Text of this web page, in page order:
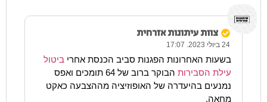
צוות עיתונות אזרחית
24 ביולי 2023. 17:07
בשעות האחרונות הפגנות סביב הכנסת אחרי ביטול
עילת הסבירות
הבוקר ברוב של 64 תומכים ואפס
נמנעים בהיעדרה של האופוזיציה מההצבעה כאקט
מחאה.